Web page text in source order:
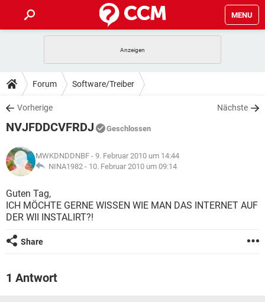
MENU
ANDROID IOS
WINDOWS 10
WHATSAPP TIKTOK
FACEBOOK
TIPPS & TRICKS
SPIELE
WHATSAPP TIKTOK
FACEBOOK
DOWNLOADS
SPIELE STREAMING
ANDROID
WINDOWS 10 INSTAGRAM
WHATSAPP
FACEBOOK HARDWARE
SPIELE STREAMING
ANDROID
WINDOWS 10
WHATSAPP
FACEBOOK
LEXIKON
SPIELE
ANDROID IOS
WHATSAPP
Forum Software/Treiber
Vorherige Nächste
NVJFDDCVFRDJ Geschlossen
MWKDNDDNBF - 9. Februar 2010 um 14:44
NINA1982 - 10. Februar 2010 um 09:14
Guten Tag,
ICH MÖCHTE GERNE WISSEN WIE MAN DAS INTERNET AUF
DER WII INSTALIRT?!
Share
1 Antwort